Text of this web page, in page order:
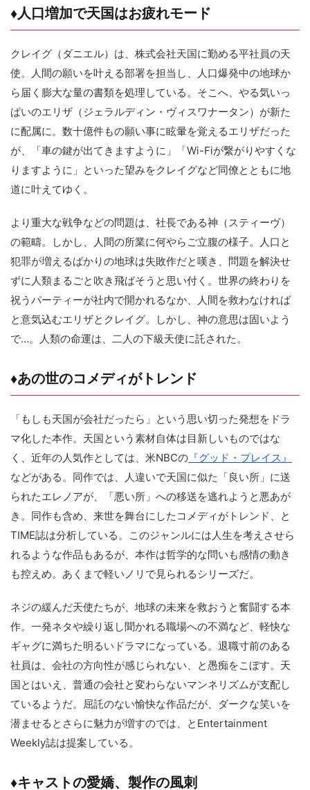
♦︎人口増加で天国はお疲れモード
クレイグ（ダニエル）は、株式会社天国に勤める平社員の天
使。人間の願いを叶える部署を担当し、人口爆発中の地球か
ら届く膨大な量の書類を処理している。そこへ、やる気いっ
ぱいのエリザ（ジェラルディン・ヴィスワナータン）が新た
に配属に。数十億件もの願い事に眩暈を覚えるエリザだった
が、「車の鍵が出てきますように」「Wi-Fiが繋がりやすくな
りますように」といった望みをクレイグなど同僚とともに地
道に叶えてゆく。
より重大な戦争などの問題は、社長である神（スティーヴ）
の範疇。しかし、人間の所業に何やらご立腹の様子。人口と
犯罪が増えるばかりの地球は失敗作だと嘆き、問題を解決せ
ずに人類まるごと吹き飛ばそうと思い付く。世界の終わりを
祝うパーティーが社内で開かれるなか、人間を救わなければ
と意気込むエリザとクレイグ。しかし、神の意思は固いよう
で…。人類の命運は、二人の下級天使に託された。
♦︎あの世のコメディがトレンド
「もしも天国が会社だったら」という思い切った発想をドラ
マ化した本作。天国という素材自体は目新しいものではな
く、近年の人気作としては、米NBCの 『グッド・プレイス』
などがある。同作では、人違いで天国に似た「良い所」に送
られたエレノアが、「悪い所」への移送を逃れようと悪あが
き。同作も含め、来世を舞台にしたコメディがトレンド、と
TIME誌は分析している。このジャンルには人生を考えさせら
れるような作品もあるが、本作は哲学的な問いも感情の動き
も控えめ。あくまで軽いノリで見られるシリーズだ。
ネジの緩んだ天使たちが、地球の未来を救おうと奮闘する本
作。一発ネタや繰り返し聞かれる職場への不満など、軽快な
ギャグに満ちた明るいドラマになっている。退職寸前のある
社員は、会社の方向性が感じられない、と愚痴をこぼす。天
国とはいえ、普通の会社と変わらないマンネリズムが支配し
ているようだ。屈託のない愉快な作品だが、ダークな笑いを
潜ませるとさらに魅力が増すのでは、とEntertainment
Weekly誌は提案している。
♦︎キャストの愛嬌、製作の風刺